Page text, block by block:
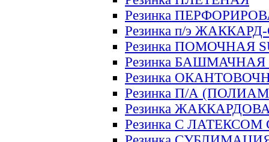
Резинка
Резинка п/э
Резинка ПОМОЧНАЯ
Резинка БАШМАЧНАЯ
Резинка
Резинка П/А
Резинка
Резинка С ЛАТЕКСОМ